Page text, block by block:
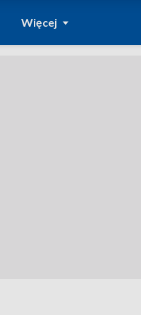
Więcej